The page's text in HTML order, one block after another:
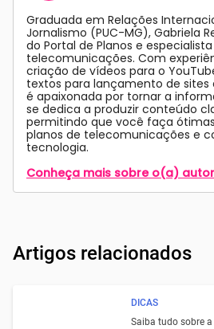
Graduada em Relações
Jornalismo (PUC-MG), Gabriela
do Portal de Planos e
telecomunicações. Com
criação de vídeos para o
textos para lançamento de sites
é apaixonada por tornar a
se dedica a produzir conteúdo
permitindo que você faça
planos de telecomunicações e
tecnologia.
Conheça mais sobre o(a)
Artigos relacionados
DICAS
Saiba tudo sobre